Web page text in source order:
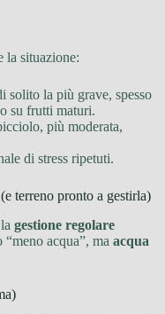
la situazione:
solito la più grave, spesso
su frutti maturi.
più moderata,
di stress ripetuti.
terreno pronto a gestirla)
gestione regolare
acqua”, ma acqua